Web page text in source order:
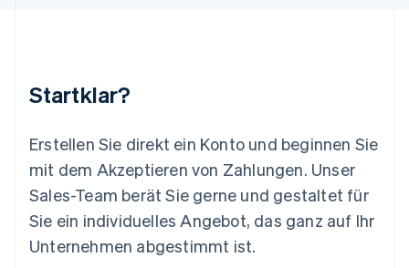
Startklar?
Erstellen Sie direkt ein Konto und beginnen Sie
mit dem Akzeptieren von Zahlungen. Unser
Sales-Team berät Sie gerne und gestaltet für
Sie ein individuelles Angebot, das ganz auf Ihr
Unternehmen abgestimmt ist.
Español English
Niederlande
NederlandsEnglish
English
Österreich
Deutsch
Polen